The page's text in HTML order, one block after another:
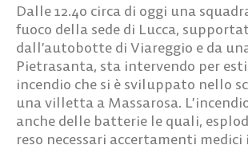
Dalle 12.40 circa di oggi una
fuoco della sede di Lucca,
dall’autobotte di Viareggio e da
Pietrasanta, sta intervendo per
incendio che si è sviluppato nello
una villetta a Massarosa.
anche delle batterie le quali,
reso necessari accertamenti medici